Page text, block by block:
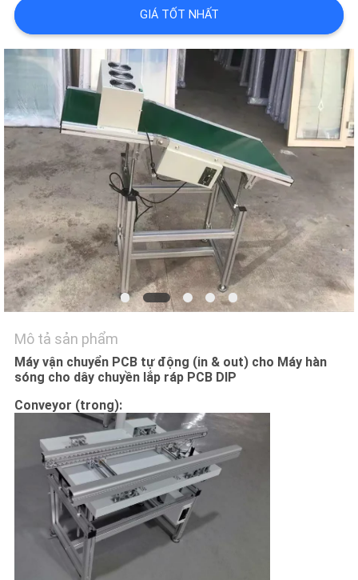
LIÊN
HỆ
VỚI
CHÚNG
TÔI
TIN
TỨC
SHOPPING
ON
LINE
SƠ
ĐỒ
TRANG
WEB
CHÍNH
SÁCH
GIÁ TỐT NHẤT
Mô tả sản phẩm
Máy vận chuyển PCB tự động (in & out) cho Máy hàn
sóng cho dây chuyền lắp ráp PCB DIP
Conveyor (trong):